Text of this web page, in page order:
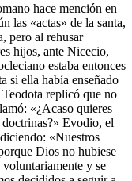
hace mención en
las «actas» de la santa,
pero al rehusar
hijos, ante Nicecio,
estaba entonces
si ella había enseñado
replicó que no
«¿Acaso quieres
doctrinas?» Evodio, el
«Nuestros
Dios no hubiese
y se